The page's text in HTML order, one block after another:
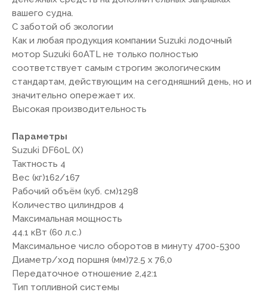
вашего судна.
С заботой об экологии
Как и любая продукция компании Suzuki лодочный
мотор Suzuki 60ATL не только полностью
соответствует самым строгим экологическим
стандартам, действующим на сегодняшний день, но и
значительно опережает их.
Высокая производительность
Параметры
Suzuki DF60L (X)
Тактность 4
Вес (кг)162/167
Рабочий объём (куб. см)1298
Количество цилиндров 4
Максимальная мощность
44.1 кВт (60 л.с.)
Максимальное число оборотов в минуту 4700-5300
Диаметр/ход поршня (мм)72.5 х 76,0
Передаточное отношение 2,42:1
Тип топливной системы